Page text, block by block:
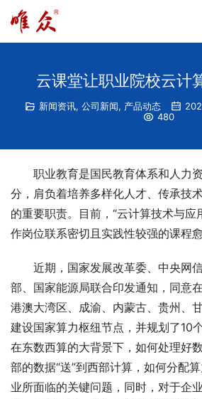
云课堂让职业院校云计
新闻资讯, 公司新闻, 产品动态
480
职业教育是国民教育体系和人力
分，肩负着培养多样化人才、传承技
的重要职责。目前，“云计算技术与应
作岗位联系密切且实践性较强的课程
近期，国家发展改革委、中央网
部、国家能源局联合印发通知，同意
港澳大湾区、成渝、内蒙古、贵州、
建设国家算力枢纽节点，并规划了10
在东数西算的大背景下，如何处理好
部的数据“送”到西部计算，如何分配
业所面临的关键问题，同时，对于企